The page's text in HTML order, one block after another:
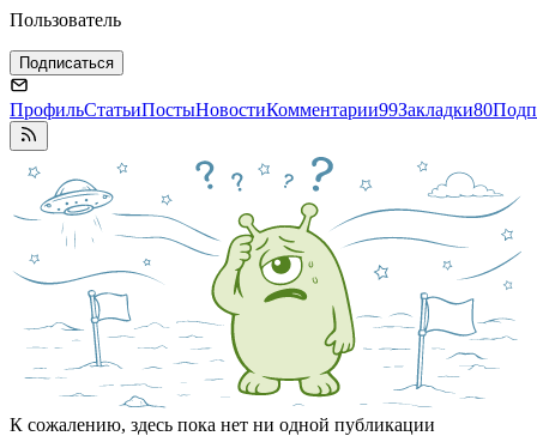
Пользователь
Подписаться
ПрофильСтатьиПостыНовостиКомментарии99Закладки80
К сожалению, здесь пока нет ни одной публикации